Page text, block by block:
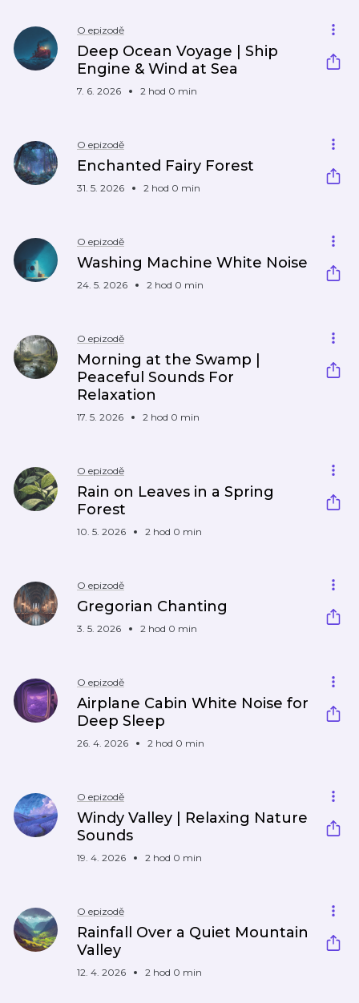
O epizodě
Deep Ocean Voyage | Ship
Engine & Wind at Sea
7. 6. 2026 2 hod 0 min
O epizodě
Enchanted Fairy Forest
31. 5. 2026 2 hod 0 min
O epizodě
Washing Machine White Noise
24. 5. 2026 2 hod 0 min
O epizodě
Morning at the Swamp |
Peaceful Sounds For
Relaxation
17. 5. 2026 2 hod 0 min
O epizodě
Rain on Leaves in a Spring
Forest
10. 5. 2026 2 hod 0 min
O epizodě
Gregorian Chanting
3. 5. 2026 2 hod 0 min
O epizodě
Airplane Cabin White Noise for
Deep Sleep
26. 4. 2026 2 hod 0 min
O epizodě
Windy Valley | Relaxing Nature
Sounds
19. 4. 2026 2 hod 0 min
O epizodě
Rainfall Over a Quiet Mountain
Valley
12. 4. 2026 2 hod 0 min